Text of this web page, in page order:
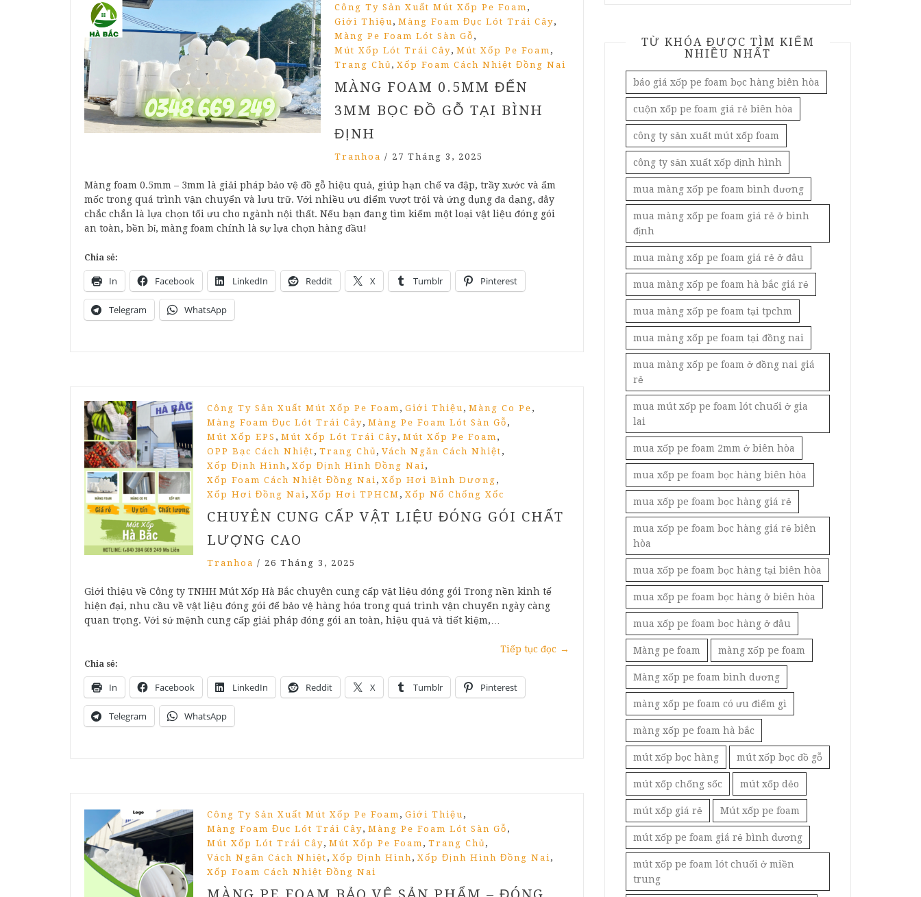
Công Ty Sản Xuất Mút Xốp Pe Foam ,
Giới Thiệu , Màng Foam Đục Lót Trái Cây,
Màng Pe Foam Lót Sàn Gỗ ,
Mút Xốp Lót Trái Cây, Mút Xốp Pe Foam ,
Trang Chủ , Xốp Foam Cách Nhiệt Đồng Nai
MÀNG FOAM 0.5MM ĐẾN
3MM BỌC ĐỒ GỖ TẠI BÌNH
ĐỊNH
Tranhoa / 27 Tháng 3, 2025
Màng foam 0.5mm – 3mm là giải pháp bảo vệ đồ gỗ hiệu quả, giúp hạn chế va đập, trầy xước và ẩm
mốc trong quá trình vận chuyển và lưu trữ. Với nhiều ưu điểm vượt trội và ứng dụng đa dạng, đây
chắc chắn là lựa chọn tối ưu cho ngành nội thất. Nếu bạn đang tìm kiếm một loại vật liệu đóng gói
an toàn, bền bỉ, màng foam chính là sự lựa chọn hàng đầu!
Chia sẻ:
In Facebook LinkedIn Reddit X Tumblr Pinterest
Telegram WhatsApp
Công Ty Sản Xuất Mút Xốp Pe Foam , Giới Thiệu , Màng Co Pe ,
Màng Foam Đục Lót Trái Cây, Màng Pe Foam Lót Sàn Gỗ ,
Mút Xốp EPS , Mút Xốp Lót Trái Cây, Mút Xốp Pe Foam ,
OPP Bạc Cách Nhiệt , Trang Chủ , Vách Ngăn Cách Nhiệt ,
Xốp Định Hình , Xốp Định Hình Đồng Nai ,
Xốp Foam Cách Nhiệt Đồng Nai , Xốp Hơi Bình Dương ,
Xốp Hơi Đồng Nai , Xốp Hơi TPHCM , Xốp Nổ Chống Xốc
CHUYÊN CUNG CẤP VẬT LIỆU ĐÓNG GÓI CHẤT
LƯỢNG CAO
Tranhoa / 26 Tháng 3, 2025
Giới thiệu về Công ty TNHH Mút Xốp Hà Bắc chuyên cung cấp vật liệu đóng gói Trong nền kinh tế
hiện đại, nhu cầu về vật liệu đóng gói để bảo vệ hàng hóa trong quá trình vận chuyển ngày càng
quan trọng. Với sứ mệnh cung cấp giải pháp đóng gói an toàn, hiệu quả và tiết kiệm,…
Tiếp tục đọc →
Chia sẻ:
In Facebook LinkedIn Reddit X Tumblr Pinterest
Telegram WhatsApp
Công Ty Sản Xuất Mút Xốp Pe Foam , Giới Thiệu ,
Màng Foam Đục Lót Trái Cây, Màng Pe Foam Lót Sàn Gỗ ,
Mút Xốp Lót Trái Cây, Mút Xốp Pe Foam , Trang Chủ ,
Vách Ngăn Cách Nhiệt , Xốp Định Hình , Xốp Định Hình Đồng Nai ,
Xốp Foam Cách Nhiệt Đồng Nai
TỪ KHÓA ĐƯỢC TÌM KIẾM
NHIỀU NHẤT
báo giá xốp pe foam bọc hàng biên hòa
cuộn xốp pe foam giá rẻ biên hòa
công ty sản xuất mút xốp foam
công ty sản xuất xốp định hình
mua màng xốp pe foam bình dương
mua màng xốp pe foam giá rẻ ở bình
định
mua màng xốp pe foam giá rẻ ở đâu
mua màng xốp pe foam hà bắc giá rẻ
mua màng xốp pe foam tại tpchm
mua màng xốp pe foam tại đồng nai
mua màng xốp pe foam ở đồng nai giá
rẻ
mua mút xốp pe foam lót chuối ở gia
lai
mua xốp pe foam 2mm ở biên hòa
mua xốp pe foam bọc hàng biên hòa
mua xốp pe foam bọc hàng giá rẻ
mua xốp pe foam bọc hàng giá rẻ biên
hòa
mua xốp pe foam bọc hàng tại biên hòa
mua xốp pe foam bọc hàng ở biên hòa
mua xốp pe foam bọc hàng ở đâu
Màng pe foam màng xốp pe foam
Màng xốp pe foam bình dương
màng xốp pe foam có ưu điểm gì
màng xốp pe foam hà bắc
mút xốp bọc hàng mút xốp bọc đồ gỗ
mút xốp chống sốc mút xốp dẻo
mút xốp giá rẻ Mút xốp pe foam
mút xốp pe foam giá rẻ bình dương
mút xốp pe foam lót chuối ở miền
trung